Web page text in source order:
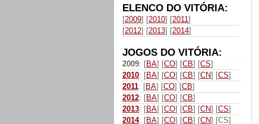
ELENCO DO VITÓRIA:
[2009] [2010] [2011]
[2012] [2013] [2014]
JOGOS DO VITÓRIA:
2009: [BA] [CO] [CB] [CS]
2010: [BA] [CO] [CB] [CN] [CS]
2011: [BA] [CO] [CB]
2012: [BA] [CO] [CB]
2013: [BA] [CO] [CB] [CN] [CS]
2014: [BA] [CO] [CB] [CN] [CS]